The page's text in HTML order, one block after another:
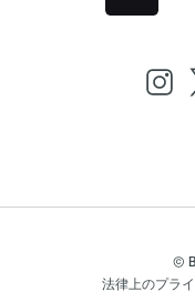
©
法律上のプラ